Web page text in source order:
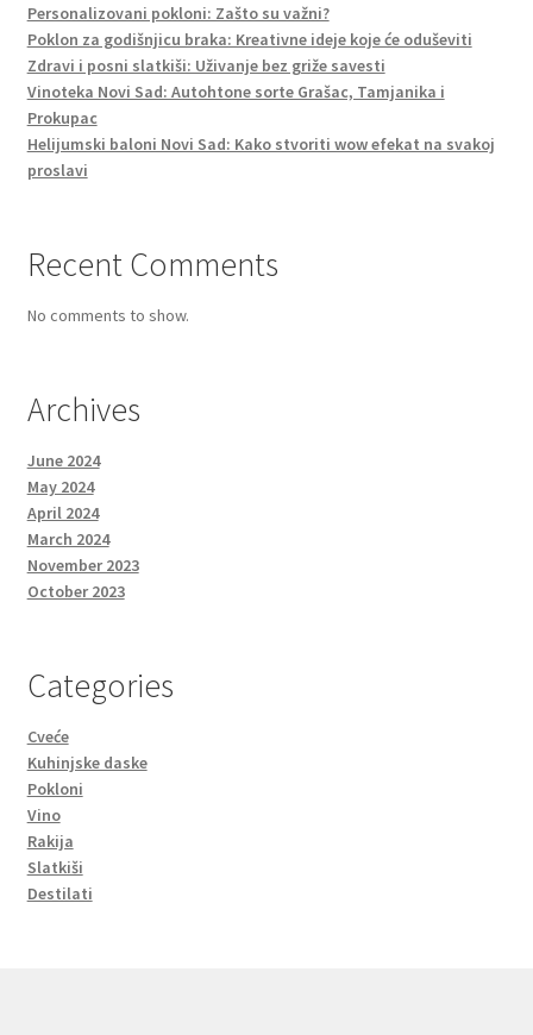
Personalizovani pokloni: Zašto su važni?
Poklon za godišnjicu braka: Kreativne ideje koje će oduševiti
Zdravi i posni slatkiši: Uživanje bez griže savesti
Vinoteka Novi Sad: Autohtone sorte Grašac, Tamjanika i
Prokupac
Helijumski baloni Novi Sad: Kako stvoriti wow efekat na svakoj
proslavi
Recent Comments
No comments to show.
Archives
June 2024
May 2024
April 2024
March 2024
November 2023
October 2023
Categories
Cveće
Kuhinjske daske
Pokloni
Vino
Rakija
Slatkiši
Destilati